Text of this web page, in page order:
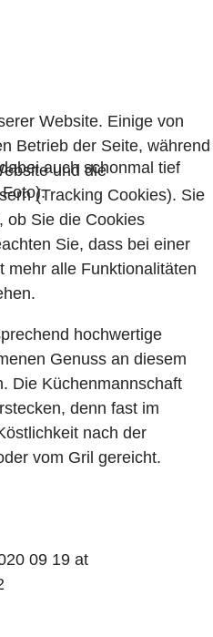
auch schonmal tief
hochwertige
Genuss an diesem
Die Küchenmannschaft
denn fast im
nach der
vom Gril gereicht.
Website. Einige von
Betrieb der Seite, während
und die
(Tracking Cookies). Sie
ob Sie die Cookies
Sie, dass bei einer
mehr alle Funktionalitäten